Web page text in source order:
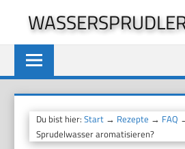
springen
Du bist hier:Start → Rezepte → FAQ
Sprudelwasser aromatisieren?